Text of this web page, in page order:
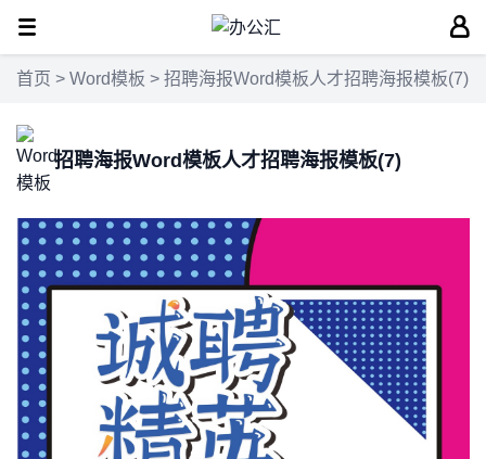
首页 > Word模板 > 招聘海报Word模板人才招聘海报模板(7)
招聘海报Word模板人才招聘海报模板(7)